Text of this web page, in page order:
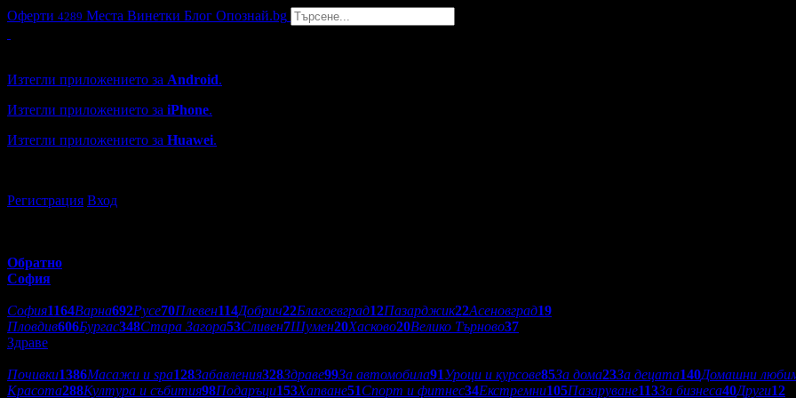
Оферти 4289 Места Винетки Блог Опознай.bg
Изтегли приложението за Android.
Изтегли приложението за iPhone.
Изтегли приложението за Huawei.
Регистрация Вход
Обратно
София
София1164Варна692Русе70Плевен114Добрич22Благоевград12Пазарджик22Асеновград19
Пловдив606Бургас348Стара Загора53Сливен7Шумен20Хасково20Велико Търново37
Здраве
Почивки1386Масажи и spa128Забавления328Здраве99За автомобила91Уроци и курсове85За дома23За децата140Домашни
Красота288Култура и събития98Подаръци153Хапване51Спорт и фитнес34Екстремни105Пазаруване113За бизнеса40Други12